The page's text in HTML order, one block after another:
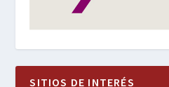
SITIOS DE INTERÉS